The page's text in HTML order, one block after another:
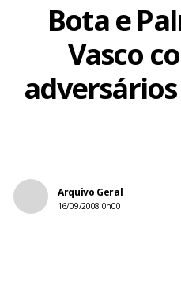
Bota e
Vasco
Arquivo Geral
16/09/2008 0h00